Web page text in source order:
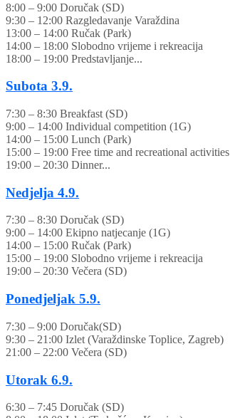
8:00 – 9:00 Doručak (SD)
9:30 – 12:00 Razgledavanje Varaždina
13:00 – 14:00 Ručak (Park)
14:00 – 18:00 Slobodno vrijeme i rekreacija
18:00 – 19:00 Predstavljanje...
Subota 3.9.
7:30 – 8:30 Breakfast (SD)
9:00 – 14:00 Individual competition (1G)
14:00 – 15:00 Lunch (Park)
15:00 – 19:00 Free time and recreational activities
19:00 – 20:30 Dinner...
Nedjelja 4.9.
7:30 – 8:30 Doručak (SD)
9:00 – 14:00 Ekipno natjecanje (1G)
14:00 – 15:00 Ručak (Park)
15:00 – 19:00 Slobodno vrijeme i rekreacija
19:00 – 20:30 Večera (SD)
Ponedjeljak 5.9.
7:30 – 9:00 Doručak(SD)
9:30 – 21:00 Izlet (Varaždinske Toplice, Zagreb)
21:00 – 22:00 Večera (SD)
Utorak 6.9.
6:30 – 7:45 Doručak (SD)